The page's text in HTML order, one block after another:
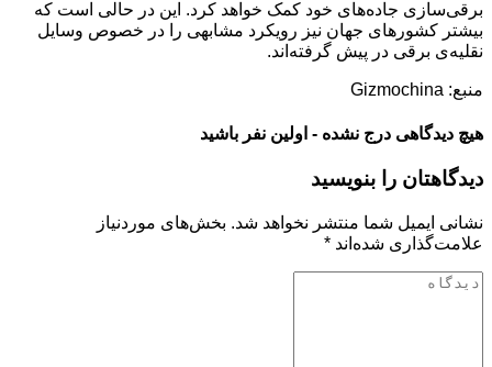
برقی‌سازی جاده‌های خود کمک خواهد کرد. این در حالی است که
بیشتر کشورهای جهان نیز رویکرد مشابهی را در خصوص وسایل‌
نقلیه‌ی برقی در پیش گرفته‌اند.
منبع: Gizmochina
هیچ دیدگاهی درج نشده - اولین نفر باشید
دیدگاهتان را بنویسید
نشانی ایمیل شما منتشر نخواهد شد. بخش‌های موردنیاز
علامت‌گذاری شده‌اند *